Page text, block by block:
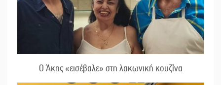
Ο Άκης «εισέβαλε» στη λακωνική κουζίνα